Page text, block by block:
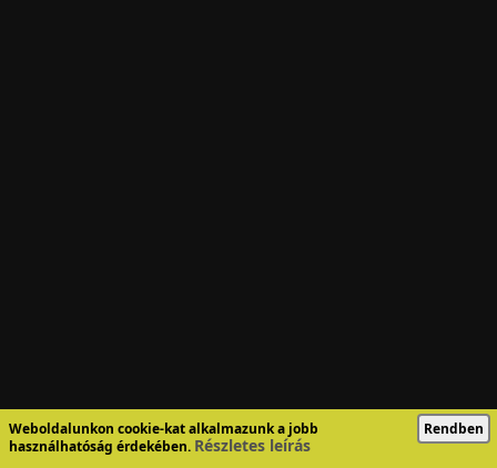
Weboldalunkon cookie-kat alkalmazunk a jobb
használhatóság érdekében. Részletes leírás
Rendben